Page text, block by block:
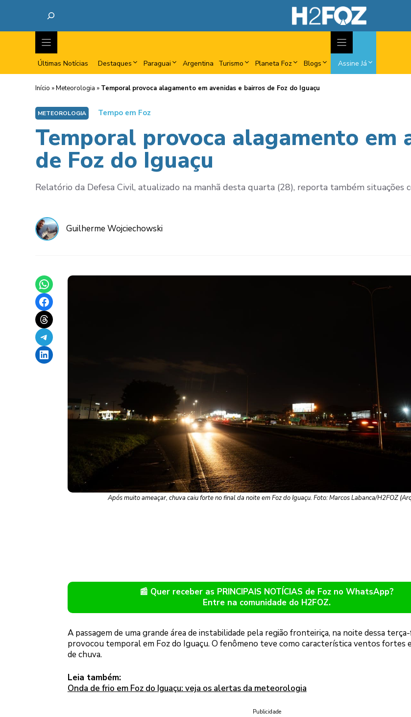
Últimas Notícias Destaques Paraguai Argentina Turismo Planeta Foz Blogs Assine Já
Início »Meteorologia » Temporal provoca alagamento em avenidas e bairros de Foz do Iguaçu
METEOROLOGIA Tempo em Foz
Temporal provoca alagamento em
de Foz do Iguaçu
Relatório da Defesa Civil, atualizado na manhã desta quarta (28), reporta também
Guilherme Wojciechowski
Share on WhatsApp
Share on Facebook
Share on Threads
Share on Telegram
Share on LinkedIn
Após muito ameaçar, chuva caiu forte no final da noite em Foz do Iguaçu. Foto: Marcos Labanca/H2FOZ
📰 Quer receber as PRINCIPAIS NOTÍCIAS de Foz no WhatsApp?
Entre na comunidade do H2FOZ.
A passagem de uma grande área de instabilidade pela região fronteiriça, na noite dessa
provocou temporal em Foz do Iguaçu. O fenômeno teve como característica ventos fortes
de chuva.
Leia também:
Onda de frio em Foz do Iguaçu: veja os alertas da meteorologia
Publicidade